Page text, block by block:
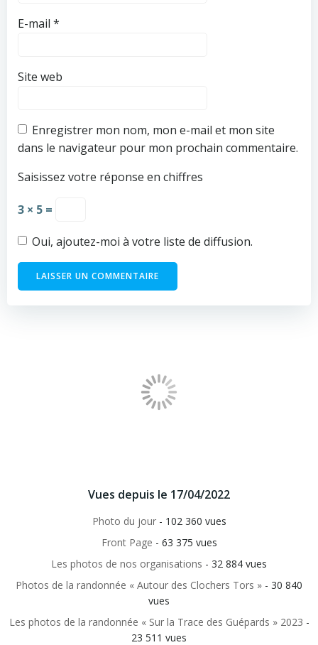
E-mail *
Site web
Enregistrer mon nom, mon e-mail et mon site
dans le navigateur pour mon prochain commentaire.
Saisissez votre réponse en chiffres
3 × 5 =
Oui, ajoutez-moi à votre liste de diffusion.
Vues depuis le 17/04/2022
Photo du jour- 102 360 vues
Front Page - 63 375 vues
Les photos de nos organisations - 32 884 vues
Photos de la randonnée « Autour des Clochers Tors » - 30 840
vues
Les photos de la randonnée « Sur la Trace des Guépards » 2023 -
23 511 vues